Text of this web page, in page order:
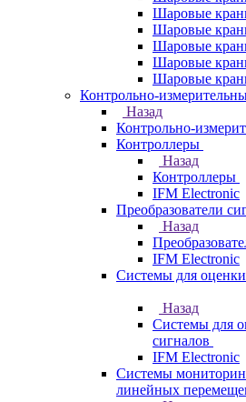
Шаровые
Шаровые
Шаровые
Шаровые
Шаровые
Контрольно-
Назад
Контрольно-
Контроллеры
Назад
Контроллеры
IFM Electronic
Преобразователи
Назад
IFM Electronic
Системы для
Назад
Системы для
сигналов
IFM Electronic
Системы
линейных